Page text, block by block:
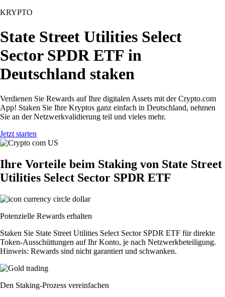
KRYPTO
State Street Utilities Select
Sector SPDR ETF in
Deutschland staken
Verdienen Sie Rewards auf Ihre digitalen Assets mit der Crypto.com
App! Staken Sie Ihre Kryptos ganz einfach in Deutschland, nehmen
Sie an der Netzwerkvalidierung teil und vieles mehr.
Jetzt starten
Ihre Vorteile beim Staking von State Street
Utilities Select Sector SPDR ETF
Potenzielle Rewards erhalten
Staken Sie State Street Utilities Select Sector SPDR ETF für direkte
Token-Ausschüttungen auf Ihr Konto, je nach Netzwerkbeteiligung.
Hinweis: Rewards sind nicht garantiert und schwanken.
Den Staking-Prozess vereinfachen